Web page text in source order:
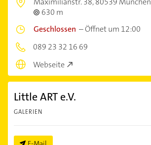
630 m
Geschlossen –Öffnet um 12:00
089 23 32 16 69
Webseite
Little ART e.V.
GALERIEN